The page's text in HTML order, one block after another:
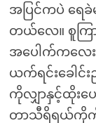
အပြင်ကပဲ ရေ
တယ်လေ။ စူကြ
အပေါက်ကလေး
ယက်ရင်းခေါင်
ကိုလျှာနှင့်ထိုးပ
တာသီရိရယ်ကိုကို